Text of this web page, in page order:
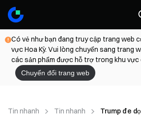
Có vẻ như bạn đang truy cập trang web
vực Hoa Kỳ. Vui lòng chuyển sang trang
các sản phẩm được hỗ trợ trong khu vực
Chuyển đổi trang web
Tin nhanh Tin nhanh Trump đe